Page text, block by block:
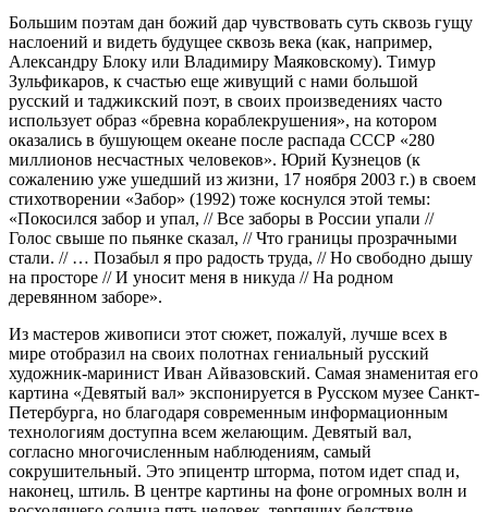
Большим поэтам дан божий дар чувствовать суть сквозь гущу
наслоений и видеть будущее сквозь века (как, например,
Александру Блоку или Владимиру Маяковскому). Тимур
Зульфикаров, к счастью еще живущий с нами большой
русский и таджикский поэт, в своих произведениях часто
использует образ «бревна кораблекрушения», на котором
оказались в бушующем океане после распада СССР «280
миллионов несчастных человеков». Юрий Кузнецов (к
сожалению уже ушедший из жизни, 17 ноября 2003 г.) в своем
стихотворении «Забор» (1992) тоже коснулся этой темы:
«Покосился забор и упал, // Все заборы в России упали //
Голос свыше по пьянке сказал, // Что границы прозрачными
стали. // … Позабыл я про радость труда, // Но свободно дышу
на просторе // И уносит меня в никуда // На родном
деревянном заборе».
Из мастеров живописи этот сюжет, пожалуй, лучше всех в
мире отобразил на своих полотнах гениальный русский
художник-маринист Иван Айвазовский. Самая знаменитая его
картина «Девятый вал» экспонируется в Русском музее Санкт-
Петербурга, но благодаря современным информационным
технологиям доступна всем желающим. Девятый вал,
согласно многочисленным наблюдениям, самый
сокрушительный. Это эпицентр шторма, потом идет спад и,
наконец, штиль. В центре картины на фоне огромных волн и